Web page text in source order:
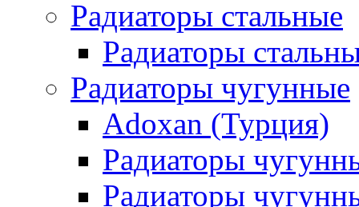
Радиаторы стальные
Радиаторы
Радиаторы чугунные
Adoxan (Турция)
Радиаторы
Радиаторы